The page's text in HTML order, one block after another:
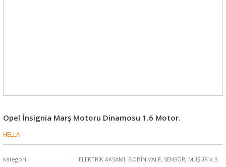
Opel İnsignia Marş Motoru Dinamosu 1.6 Motor.
HELLA
Kategori
ELEKTRİK AKSAMI: BOBİN,VALF, SENSÖR, MÜŞÜR V.S.